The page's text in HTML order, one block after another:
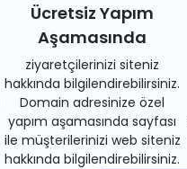
Ücretsiz Yapım
Aşamasında
ziyaretçilerinizi siteniz
hakkında bilgilendirebilirsiniz.
Domain adresinize özel
yapım aşamasında sayfası
ile müşterilerinizi web siteniz
hakkında bilgilendirebilirsiniz.